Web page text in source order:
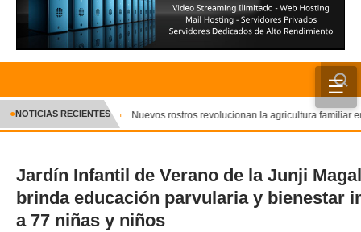
☰
INICIO
CRÓNICA
DEPORTES
ENTRETENIMIENTO Y CULTURA
✕
●NOTICIAS RECIENTES Nuevos rostros revolucionan la agricultura familiar
Jardín Infantil de Verano de la Junji
brinda educación parvularia y bienestar
a 77 niñas y niños